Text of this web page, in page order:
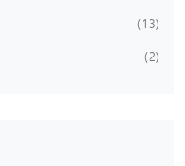
13
2